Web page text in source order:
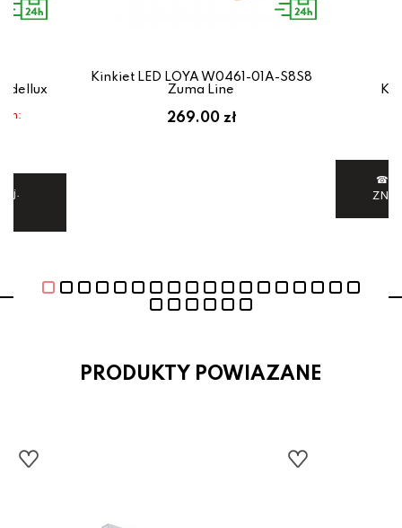
Kinkiet LED LOYA W0461-01A-S8S8
Zuma Line
269.00 zł
☎
PRODUKTY POWIAZANE